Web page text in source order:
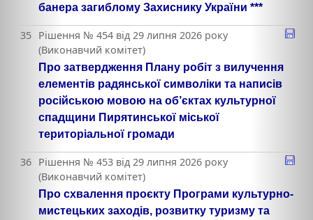
банера загиблому Захиснику України ***
35 Рішення № 454 від 29 липня 2026 року
(Виконавчий комітет)
Про затвердження Плану робіт з вилучення
елементів радянської символіки та написів
російською мовою на об’єктах культурної
спадщини Пирятинської міської
територіальної громади
36 Рішення № 453 від 29 липня 2026 року
(Виконавчий комітет)
Про схвалення проєкту Програми культурно-
мистецьких заходів, розвитку туризму та